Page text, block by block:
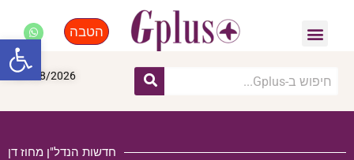
הטבה
07/08/2026
חדשות הנדל"ן מחוז דן
פתח